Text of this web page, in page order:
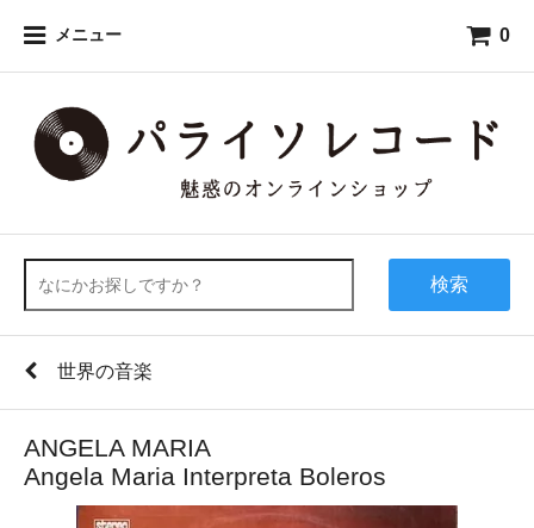
メニュー 0
検索
世界の音楽
ANGELA MARIA
Angela Maria Interpreta Boleros